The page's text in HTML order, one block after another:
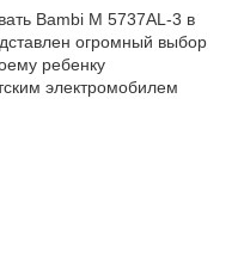
Bambi M 5737AL-3 в
огромный выбор
ребенку
электромобилем